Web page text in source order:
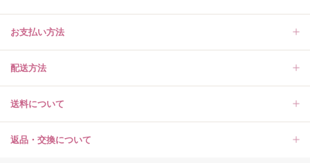
お支払い方法
配送方法
送料について
返品・交換について